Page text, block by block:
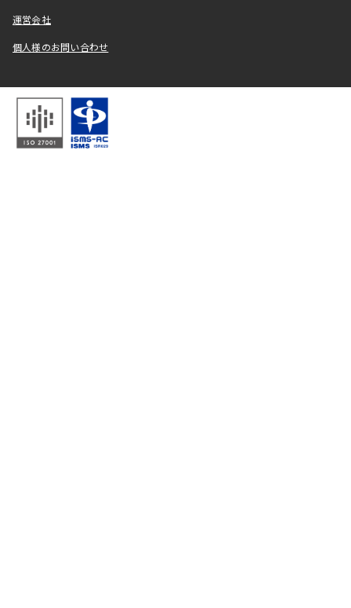
運営会社
個人様のお問い合わせ